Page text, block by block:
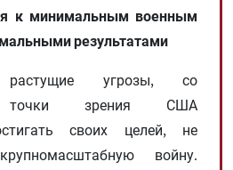
к минимальным военным
результатами
угрозы, со
точки зрения США
своих целей, не
войну.